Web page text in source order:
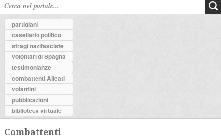
partigiani
casellario politico
stragi nazifasciste
volontari di Spagna
testimonianze
combattenti Alleati
volantini
pubblicazioni
biblioteca virtuale
Combattenti